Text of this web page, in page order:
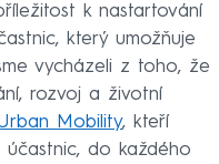
byznysu
celého roku –
k nastartování
který umožňuje
vycházeli z toho, že
rozvoj a životní
Mobility, kteří
do každého